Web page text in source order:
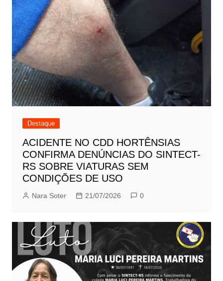
Destaque
ACIDENTE NO CDD HORTÊNSIAS
CONFIRMA DENÚNCIAS DO SINTECT-
RS SOBRE VIATURAS SEM
CONDIÇÕES DE USO
Nara Soter 21/07/2026 0